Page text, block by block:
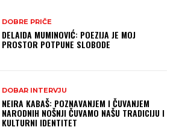
DOBRE PRIČE
DELAIDA MUMINOVIĆ: POEZIJA JE MOJ
PROSTOR POTPUNE SLOBODE
DOBAR INTERVJU
NEIRA KABAŠ: POZNAVANJEM I ČUVANJEM
NARODNIH NOŠNJI ČUVAMO NAŠU TRADICIJU I
KULTURNI IDENTITET